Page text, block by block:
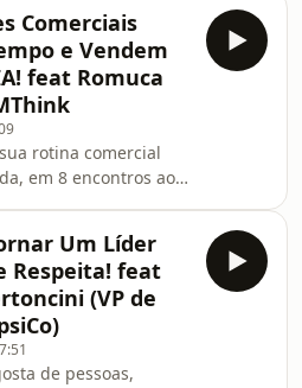
(@le_munhoz)
(@danielrClique no link
O Vendedor do
programa-
do-futuro-ig🚨 Seu
para registrar
ajuda sua equipe a
maioria dos
Comerciais
e Vendem
feat Romuca
rotina comercial
em 8 encontros ao
👉 Clique no link
O Vendedor do
programa-
do-futuro-igSe
uma equipe
Um Líder
Respeita! feat
(VP de
de pessoas,